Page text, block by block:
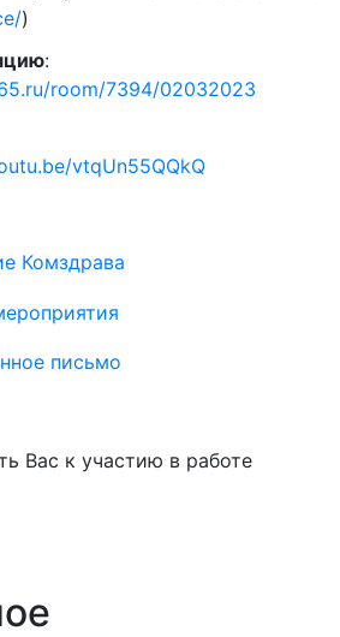
)
:
room/7394/02032023
vtqUn55QQkQ
Комздрава
письмо
Вас к участию в работе